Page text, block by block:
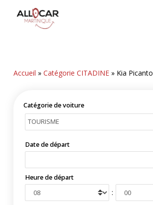
Accueil » Catégorie CITADINE» Kia Picanto
Catégorie de voiture
Date de départ
Heure de départ
: